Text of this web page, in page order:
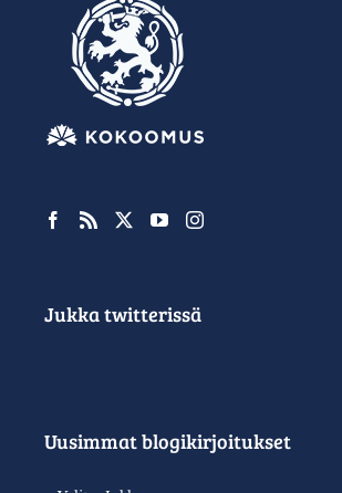
Jukka twitterissä
Uusimmat blogikirjoitukset